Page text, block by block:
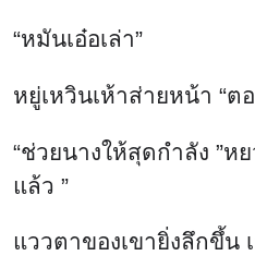
“หมันเอ๋อเล่า”
หยู่เหวินเห้าส่ายหน้า “ต
“ช่วยนางให้สุดกำลัง ”ห
แล้ว ”
แววตาของเขายิ่งลึกขึ้น